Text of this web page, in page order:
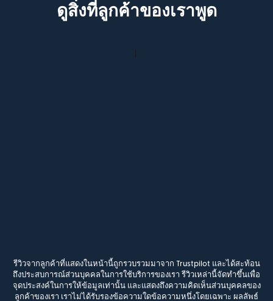
ดูสิ่งที่ลูกค้าของเราพูด
รีวิวจากลูกค้าที่แสดงในหน้านี้ถูกรวบรวมมาจาก Trustpilot และได้สะท้อน
ถึงประสบการณ์ส่วนบุคคลในการใช้บริการของเรา รีวิวเหล่านี้จัดทำขึ้นเพื่อ
จุดประสงค์ในการให้ข้อมูลเท่านั้น และแสดงถึงความคิดเห็นส่วนบุคคลของ
ลูกค้าของเรา เราไม่ได้รับรองข้อความใดข้อความหนึ่งโดยเฉพาะ ผลลัพธ์